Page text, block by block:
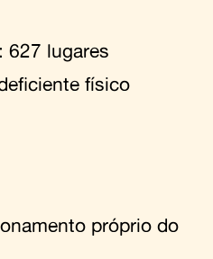
627 lugares
físico
próprio do